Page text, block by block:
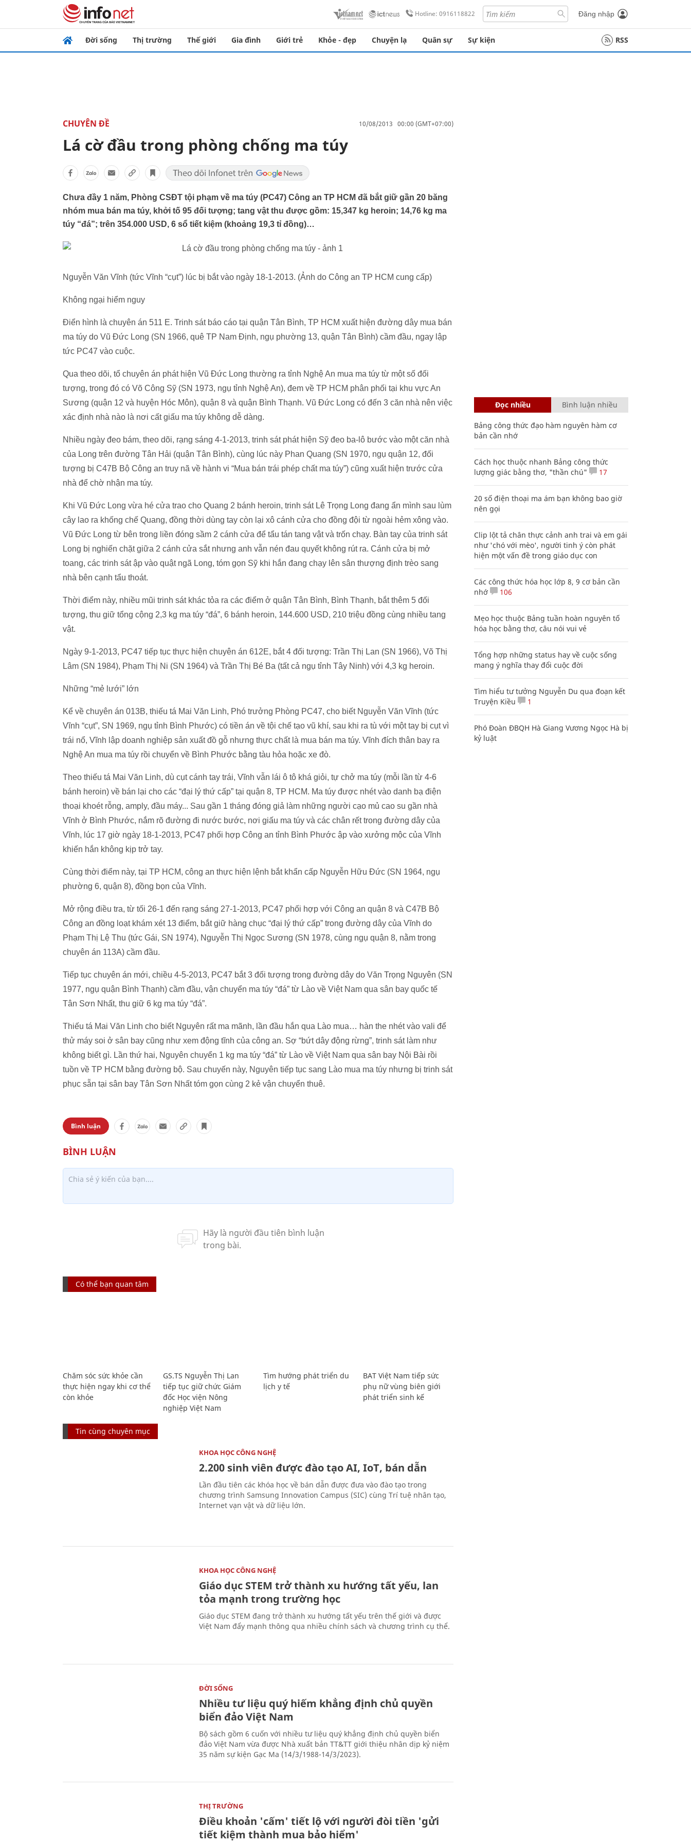
Hotline: 0916118822 Đăng nhập
Đời sống Thị trường Thế giới Gia đình Giới trẻ Khỏe - đẹp Chuyện lạ Quân sự Sự kiện RSS
CHUYÊN ĐỀ 10/08/2013 00:00 (GMT+07:00)
Lá cờ đầu trong phòng chống ma túy
Chưa đầy 1 năm, Phòng CSĐT tội phạm về ma túy (PC47) Công an TP HCM đã bắt giữ gần 20 băng
nhóm mua bán ma túy, khởi tố 95 đối tượng; tang vật thu được gồm: 15,347 kg heroin; 14,76 kg ma
túy “đá”; trên 354.000 USD, 6 sổ tiết kiệm (khoảng 19,3 tỉ đồng)…
Nguyễn Văn Vĩnh (tức Vĩnh “cụt”) lúc bị bắt vào ngày 18-1-2013. (Ảnh do Công an TP HCM cung cấp)
Không ngại hiểm nguy
Điển hình là chuyên án 511 E. Trinh sát báo cáo tại quận Tân Bình, TP HCM xuất hiện đường dây mua bán
ma túy do Vũ Đức Long (SN 1966, quê TP Nam Định, ngụ phường 13, quận Tân Bình) cầm đầu, ngay lập
tức PC47 vào cuộc.
Qua theo dõi, tổ chuyên án phát hiện Vũ Đức Long thường ra tỉnh Nghệ An mua ma túy từ một số đối
tượng, trong đó có Võ Công Sỹ (SN 1973, ngụ tỉnh Nghệ An), đem về TP HCM phân phối tại khu vực An
Sương (quận 12 và huyện Hóc Môn), quận 8 và quận Bình Thạnh. Vũ Đức Long có đến 3 căn nhà nên việc
xác định nhà nào là nơi cất giấu ma túy không dễ dàng.
Nhiều ngày đeo bám, theo dõi, rạng sáng 4-1-2013, trinh sát phát hiện Sỹ đeo ba-lô bước vào một căn nhà
của Long trên đường Tân Hải (quận Tân Bình), cùng lúc này Phan Quang (SN 1970, ngụ quận 12, đối
tượng bị C47B Bộ Công an truy nã về hành vi “Mua bán trái phép chất ma túy”) cũng xuất hiện trước cửa
nhà để chờ nhận ma túy.
Khi Vũ Đức Long vừa hé cửa trao cho Quang 2 bánh heroin, trinh sát Lê Trọng Long đang ẩn mình sau lùm
cây lao ra khống chế Quang, đồng thời dùng tay còn lại xô cánh cửa cho đồng đội từ ngoài hẻm xông vào.
Vũ Đức Long từ bên trong liền đóng sầm 2 cánh cửa để tẩu tán tang vật và trốn chạy. Bàn tay của trinh sát
Long bị nghiến chặt giữa 2 cánh cửa sắt nhưng anh vẫn nén đau quyết không rút ra. Cánh cửa bị mở
toang, các trinh sát ập vào quật ngã Long, tóm gọn Sỹ khi hắn đang chạy lên sân thượng định trèo sang
nhà bên cạnh tẩu thoát.
Thời điểm này, nhiều mũi trinh sát khác tỏa ra các điểm ở quận Tân Bình, Bình Thạnh, bắt thêm 5 đối
tượng, thu giữ tổng cộng 2,3 kg ma túy “đá”, 6 bánh heroin, 144.600 USD, 210 triệu đồng cùng nhiều tang
vật.
Ngày 9-1-2013, PC47 tiếp tục thực hiện chuyên án 612E, bắt 4 đối tượng: Trần Thị Lan (SN 1966), Võ Thị
Lâm (SN 1984), Phạm Thị Ni (SN 1964) và Trần Thị Bé Ba (tất cả ngụ tỉnh Tây Ninh) với 4,3 kg heroin.
Những “mẻ lưới” lớn
Kể về chuyên án 013B, thiếu tá Mai Văn Linh, Phó trưởng Phòng PC47, cho biết Nguyễn Văn Vĩnh (tức
Vĩnh “cụt”, SN 1969, ngụ tỉnh Bình Phước) có tiền án về tội chế tạo vũ khí, sau khi ra tù với một tay bị cụt vì
trái nổ, Vĩnh lập doanh nghiệp sản xuất đồ gỗ nhưng thực chất là mua bán ma túy. Vĩnh đích thân bay ra
Nghệ An mua ma túy rồi chuyển về Bình Phước bằng tàu hỏa hoặc xe đò.
Theo thiếu tá Mai Văn Linh, dù cụt cánh tay trái, Vĩnh vẫn lái ô tô khá giỏi, tự chở ma túy (mỗi lần từ 4-6
bánh heroin) về bán lại cho các “đại lý thứ cấp” tại quận 8, TP HCM. Ma túy được nhét vào danh bạ điện
thoại khoét rỗng, amply, đầu máy... Sau gần 1 tháng đóng giả làm những người cạo mủ cao su gần nhà
Vĩnh ở Bình Phước, nắm rõ đường đi nước bước, nơi giấu ma túy và các chân rết trong đường dây của
Vĩnh, lúc 17 giờ ngày 18-1-2013, PC47 phối hợp Công an tỉnh Bình Phước ập vào xưởng mộc của Vĩnh
khiến hắn không kịp trở tay.
Cùng thời điểm này, tại TP HCM, công an thực hiện lệnh bắt khẩn cấp Nguyễn Hữu Đức (SN 1964, ngụ
phường 6, quận 8), đồng bọn của Vĩnh.
Mở rộng điều tra, từ tối 26-1 đến rạng sáng 27-1-2013, PC47 phối hợp với Công an quận 8 và C47B Bộ
Công an đồng loạt khám xét 13 điểm, bắt giữ hàng chục “đại lý thứ cấp” trong đường dây của Vĩnh do
Phạm Thị Lệ Thu (tức Gái, SN 1974), Nguyễn Thị Ngọc Sương (SN 1978, cùng ngụ quận 8, nằm trong
chuyên án 113A) cầm đầu.
Tiếp tục chuyên án mới, chiều 4-5-2013, PC47 bắt 3 đối tượng trong đường dây do Văn Trọng Nguyên (SN
1977, ngụ quận Bình Thạnh) cầm đầu, vận chuyển ma túy “đá” từ Lào về Việt Nam qua sân bay quốc tế
Tân Sơn Nhất, thu giữ 6 kg ma túy “đá”.
Thiếu tá Mai Văn Linh cho biết Nguyên rất ma mãnh, lần đầu hắn qua Lào mua… hàn the nhét vào vali để
thử máy soi ở sân bay cũng như xem động tĩnh của công an. Sợ “bứt dây động rừng”, trinh sát làm như
không biết gì. Lần thứ hai, Nguyên chuyển 1 kg ma túy “đá” từ Lào về Việt Nam qua sân bay Nội Bài rồi
tuồn về TP HCM bằng đường bộ. Sau chuyến này, Nguyên tiếp tục sang Lào mua ma túy nhưng bị trinh sát
phục sẵn tại sân bay Tân Sơn Nhất tóm gọn cùng 2 kẻ vận chuyển thuê.
Bình luận
Có thể bạn quan tâm
Chăm sóc sức khỏe cần
thực hiện ngay khi cơ thể
còn khỏe
GS.TS Nguyễn Thị Lan
tiếp tục giữ chức Giám
đốc Học viện Nông
nghiệp Việt Nam
Tìm hướng phát triển du
lịch y tế
BAT Việt Nam tiếp sức
phụ nữ vùng biên giới
phát triển sinh kế
Tin cùng chuyên mục
KHOA HỌC CÔNG NGHỆ
2.200 sinh viên được đào tạo AI, IoT, bán dẫn
Lần đầu tiên các khóa học về bán dẫn được đưa vào đào tạo trong
chương trình Samsung Innovation Campus (SIC) cùng Trí tuệ nhân tạo,
Internet vạn vật và dữ liệu lớn.
KHOA HỌC CÔNG NGHỆ
Giáo dục STEM trở thành xu hướng tất yếu, lan
tỏa mạnh trong trường học
Giáo dục STEM đang trở thành xu hướng tất yếu trên thế giới và được
Việt Nam đẩy mạnh thông qua nhiều chính sách và chương trình cụ thể.
ĐỜI SỐNG
Nhiều tư liệu quý hiếm khẳng định chủ quyền
biển đảo Việt Nam
Bộ sách gồm 6 cuốn với nhiều tư liệu quý khẳng định chủ quyền biển
đảo Việt Nam vừa được Nhà xuất bản TT&TT giới thiệu nhân dịp kỷ niệm
35 năm sự kiện Gạc Ma (14/3/1988-14/3/2023).
THỊ TRƯỜNG
Điều khoản 'cấm' tiết lộ với người đòi tiền 'gửi
tiết kiệm thành mua bảo hiểm'
Đọc nhiều Bình luận nhiều
Bảng công thức đạo hàm nguyên hàm cơ
bản cần nhớ
Cách học thuộc nhanh Bảng công thức
lượng giác bằng thơ, "thần chú"
17
20 số điện thoại ma ám bạn không bao giờ
nên gọi
Clip lột tả chân thực cảnh anh trai và em gái
như 'chó với mèo', người tinh ý còn phát
hiện một vấn đề trong giáo dục con
Các công thức hóa học lớp 8, 9 cơ bản cần
nhớ
106
Mẹo học thuộc Bảng tuần hoàn nguyên tố
hóa học bằng thơ, câu nói vui vẻ
Tổng hợp những status hay về cuộc sống
mang ý nghĩa thay đổi cuộc đời
Tìm hiểu tư tưởng Nguyễn Du qua đoạn kết
Truyện Kiều
1
Phó Đoàn ĐBQH Hà Giang Vương Ngọc Hà bị
kỷ luật